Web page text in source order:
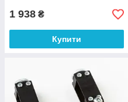
1 938 ₴
Купити